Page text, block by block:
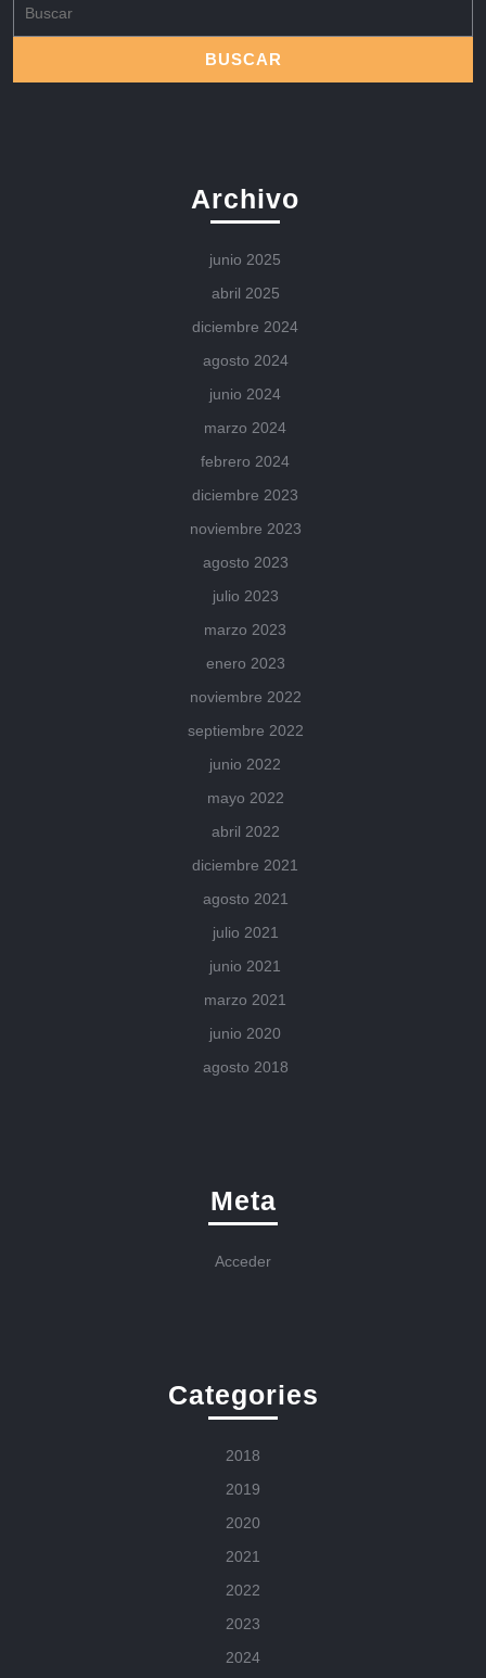
Archivo
junio 2025
abril 2025
diciembre 2024
agosto 2024
junio 2024
marzo 2024
febrero 2024
diciembre 2023
noviembre 2023
agosto 2023
julio 2023
marzo 2023
enero 2023
noviembre 2022
septiembre 2022
junio 2022
mayo 2022
abril 2022
diciembre 2021
agosto 2021
julio 2021
junio 2021
marzo 2021
junio 2020
agosto 2018
Meta
Acceder
Categories
2018
2019
2020
2021
2022
2023
2024